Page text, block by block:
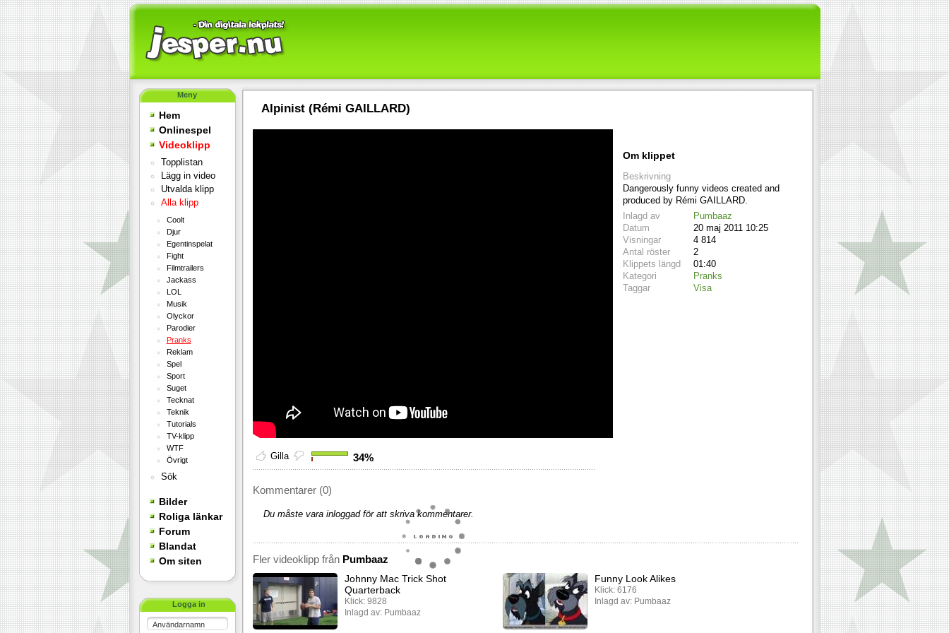
Meny
Hem
Onlinespel
Videoklipp
Topplistan
Lägg in video
Utvalda klipp
Alla klipp
Coolt
Djur
Egentinspelat
Fight
Filmtrailers
Jackass
LOL
Musik
Olyckor
Parodier
Pranks
Reklam
Spel
Sport
Suget
Tecknat
Teknik
Tutorials
TV-klipp
WTF
Övrigt
Sök
Bilder
Roliga länkar
Forum
Blandat
Om siten
Logga in
Användarnamn
Alpinist (Rémi GAILLARD)
Gilla 34%
Kommentarer (0)
Du måste vara inloggad för att skriva kommentarer.
Om klippet
Beskrivning
Dangerously funny videos created and
produced by Rémi GAILLARD.
Inlagd av
Pumbaaz
Datum
20 maj 2011 10:25
Visningar
4 814
Antal röster
2
Klippets längd
01:40
Kategori
Pranks
Taggar
Visa
Fler videoklipp från Pumbaaz
Johnny Mac Trick Shot
Quarterback
Klick: 9828
Inlagd av: Pumbaaz
Funny Look Alikes
Klick: 6176
Inlagd av: Pumbaaz